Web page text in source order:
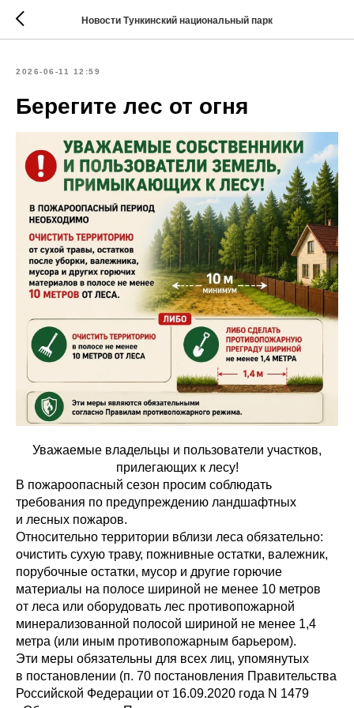
Новости Тункинский национальный парк
2026-06-11 12:59
Берегите лес от огня
Уважаемые владельцы и пользователи участков,
прилегающих к лесу!
В пожароопасный сезон просим соблюдать
требования по предупреждению ландшафтных
и лесных пожаров.
Относительно территории вблизи леса обязательно:
очистить сухую траву, пожнивные остатки, валежник,
порубочные остатки, мусор и другие горючие
материалы на полосе шириной не менее 10 метров
от леса или оборудовать лес противопожарной
минерализованной полосой шириной не менее 1,4
метра (или иным противопожарным барьером).
Эти меры обязательны для всех лиц, упомянутых
в постановлении (п. 70 постановления Правительства
Российской Федерации от 16.09.2020 года N 1479